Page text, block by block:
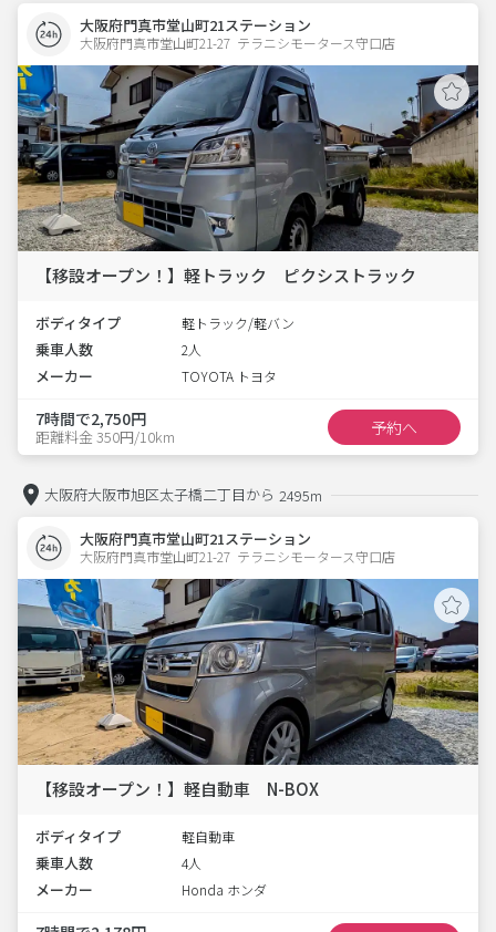
大阪府門真市堂山町21ステーション
大阪府門真市堂山町21-27  テラニシモータース守口店
【移設オープン！】軽トラック ピクシストラック
ボディタイプ 軽トラック/軽バン
乗車人数 2人
メーカー TOYOTA トヨタ
7時間で2,750円
距離料金 350円/10km 予約へ
大阪府大阪市旭区太子橋二丁目から 2495m
大阪府門真市堂山町21ステーション
大阪府門真市堂山町21-27  テラニシモータース守口店
【移設オープン！】軽自動車 N-BOX
ボディタイプ 軽自動車
乗車人数 4人
メーカー Honda ホンダ